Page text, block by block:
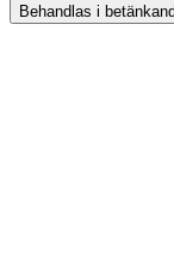
Behandlas i